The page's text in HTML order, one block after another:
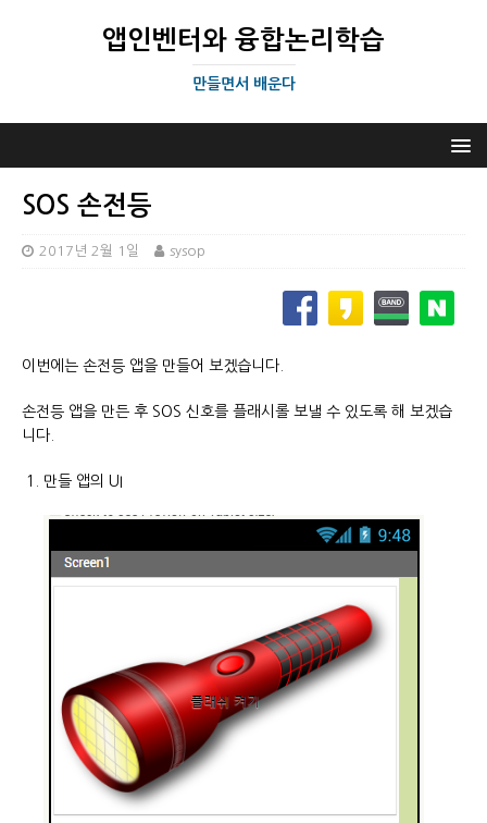
앱인벤터와 융합논리학습
만들면서 배운다
SOS 손전등
2017년 2월 1일 sysop
이번에는 손전등 앱을 만들어 보겠습니다.
손전등 앱을 만든 후 SOS 신호를 플래시롤 보낼 수 있도록 해 보겠습
니다.
만들 앱의 UI